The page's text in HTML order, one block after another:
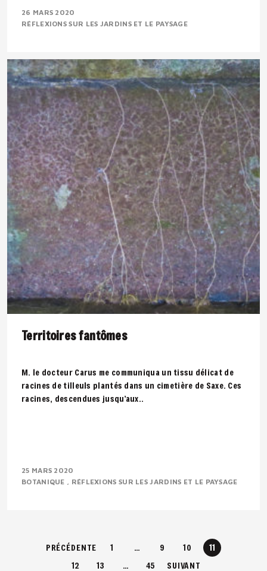
26 MARS 2020
RÉFLEXIONS SUR LES JARDINS ET LE PAYSAGE
Territoires fantômes
M. le docteur Carus me communiqua un tissu délicat de
racines de tilleuls plantés dans un cimetière de Saxe. Ces
racines, descendues jusqu’aux..
25 MARS 2020
BOTANIQUE
RÉFLEXIONS SUR LES JARDINS ET LE PAYSAGE
PRÉCÉDENTE 1 … 9 10
11
12
13 … 45 SUIVANT